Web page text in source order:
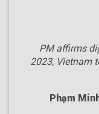
PM affirms
2023, Vietnam
Phạm